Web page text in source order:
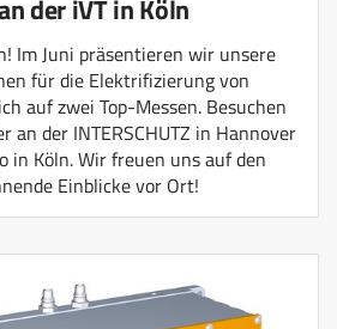
der iVT in Köln
Im Juni präsentieren wir unsere
für die Elektrifizierung von
auf zwei Top-Messen. Besuchen
an der INTERSCHUTZ in Hannover
in Köln. Wir freuen uns auf den
Einblicke vor Ort!